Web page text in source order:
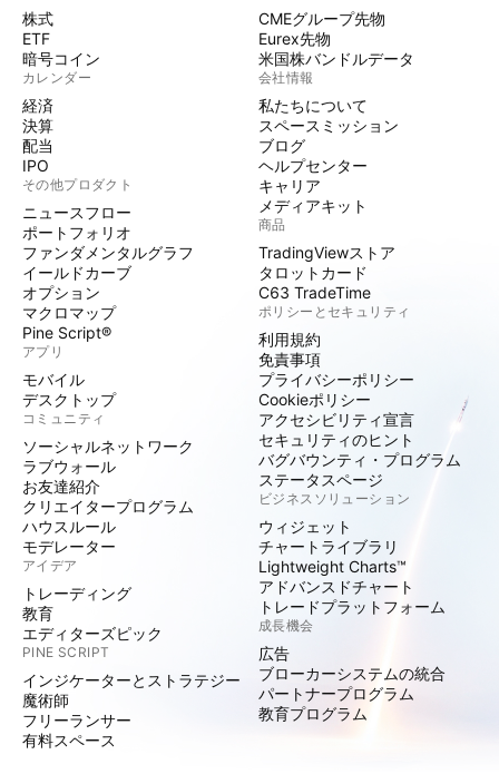
株式
ETF
暗号コイン
カレンダー
経済
決算
配当
IPO
その他プロダクト
ニュースフロー
ポートフォリオ
ファンダメンタルグラフ
イールドカーブ
オプション
マクロマップ
Pine Script®
アプリ
モバイル
デスクトップ
コミュニティ
ソーシャルネットワーク
ラブウォール
お友達紹介
クリエイタープログラム
ハウスルール
モデレーター
アイデア
トレーディング
教育
エディターズピック
PINE SCRIPT
インジケーターとストラテジー
魔術師
フリーランサー
有料スペース
CMEグループ先物
Eurex先物
米国株バンドルデータ
会社情報
私たちについて
スペースミッション
ブログ
ヘルプセンター
キャリア
メディアキット
商品
TradingViewストア
タロットカード
C63 TradeTime
ポリシーとセキュリティ
利用規約
免責事項
プライバシーポリシー
Cookieポリシー
アクセシビリティ宣言
セキュリティのヒント
バグバウンティ・プログラム
ステータスページ
ビジネスソリューション
ウィジェット
チャートライブラリ
Lightweight Charts™
アドバンスドチャート
トレードプラットフォーム
成長機会
広告
ブローカーシステムの統合
パートナープログラム
教育プログラム